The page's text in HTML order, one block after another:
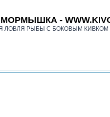
-
ЛОВЛЯ РЫБЫ С БОКОВЫМ КИВКОМ